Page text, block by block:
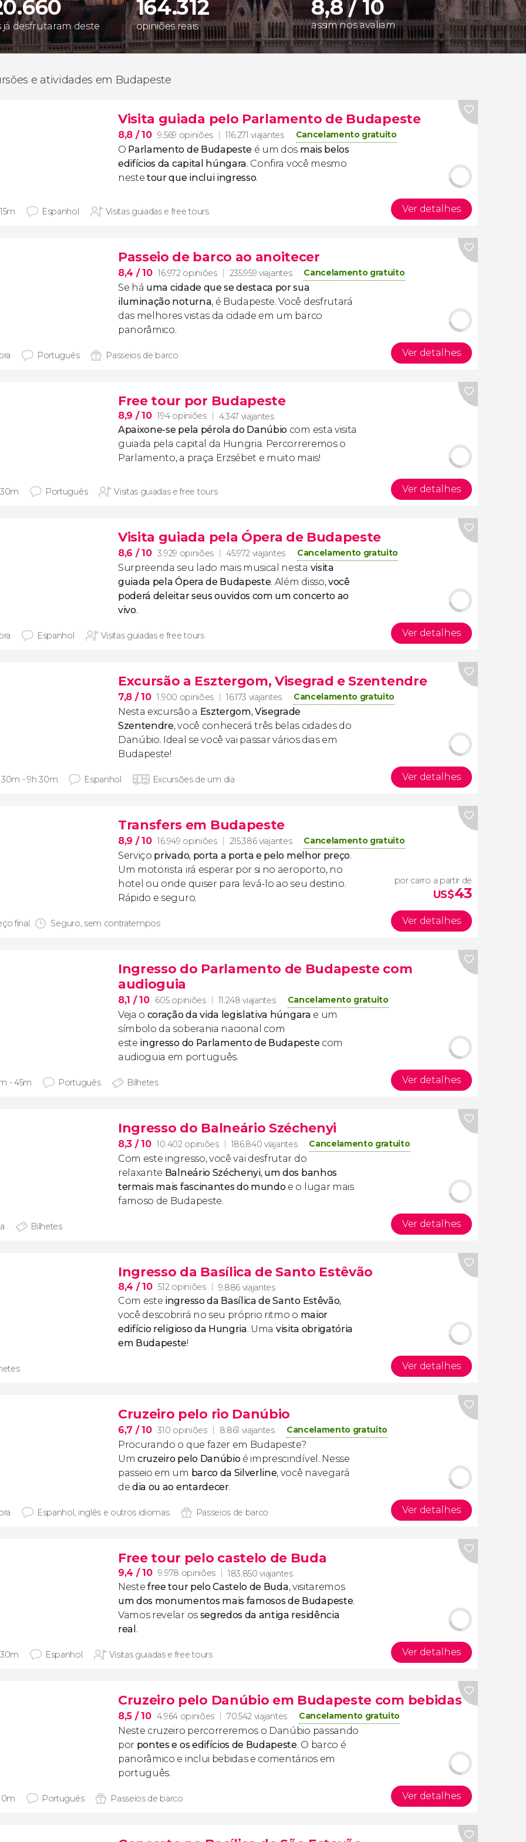
já desfrutaram deste
164.312
opiniões reais
8,8 / 10
assim nos avaliam
e atividades em Budapeste
Visita guiada pelo Parlamento de Budapeste
8,8 / 10 9.569 opiniões 116.271 viajantes Cancelamento gratuito
O Parlamento de Budapeste é um dos mais belos
edifícios da capital húngara. Confira você mesmo
nestetour que inclui ingresso.
Espanhol Visitas guiadas e free tours Ver detalhes
Passeio de barco ao anoitecer
8,4 / 10 16.972 opiniões 235.959 viajantes Cancelamento gratuito
Se há uma cidade que se destaca por sua
iluminação noturna, é Budapeste. Você desfrutará
das melhores vistas da cidade em um barco
panorâmico.
Português Passeios de barco Ver detalhes
Free tour por Budapeste
8,9 / 10 194 opiniões 4.347 viajantes
Apaixone-se pela pérola do Danúbio com esta visita
guiada pela capital da Hungria. Percorreremos o
Parlamento, a praça Erzsébet e muito mais!
Português Visitas guiadas e free tours Ver detalhes
Visita guiada pela Ópera de Budapeste
8,6 / 10 3.929 opiniões 45.972 viajantes Cancelamento gratuito
Surpreenda seu lado mais musical nesta visita
guiada pela Ópera de Budapeste. Além disso,você
poderá deleitar seus ouvidos com um concerto ao
vivo.
Espanhol Visitas guiadas e free tours Ver detalhes
Excursão a Esztergom, Visegrad e Szentendre
7,8 / 10 1.900 opiniões 16.173 viajantes Cancelamento gratuito
Nesta excursão a Esztergom, Visegrade
Szentendre, você conhecerá três belas cidades do
Danúbio. Ideal se você vai passar vários dias em
Budapeste!
- 9h 30m Espanhol Excursões de um dia Ver detalhes
Transfers em Budapeste
8,9 / 10 16.949 opiniões 215.386 viajantes Cancelamento gratuito
Serviço privado, porta a porta e pelo melhor preço.
Um motorista irá esperar por si no aeroporto, no
hotel ou onde quiser para levá-lo ao seu destino.
Rápido e seguro.
final Seguro, sem contratempos
por carro a partir de
US$43
Ver detalhes
Ingresso do Parlamento de Budapeste com
audioguia
8,1 / 10 605 opiniões 11.248 viajantes Cancelamento gratuito
Veja o coração da vida legislativa húngara e um
símbolo da soberania nacional com
este ingresso do Parlamento de Budapeste com
audioguia em português.
- 45m Português Bilhetes Ver detalhes
Ingresso do Balneário Széchenyi
8,3 / 10 10.402 opiniões 186.840 viajantes Cancelamento gratuito
Com este ingresso, você vai desfrutar do
relaxante Balneário Széchenyi, um dos banhos
termais mais fascinantes do mundo e o lugar mais
famoso de Budapeste.
Bilhetes Ver detalhes
Ingresso da Basílica de Santo Estêvão
8,4 / 10 512 opiniões 9.886 viajantes
Com este ingresso da Basílica de Santo Estêvão,
você descobrirá no seu próprio ritmo o maior
edifício religioso da Hungria. Uma visita obrigatória
em Budapeste!
Ver detalhes
Cruzeiro pelo rio Danúbio
6,7 / 10 310 opiniões 8.861 viajantes Cancelamento gratuito
Procurando o que fazer em Budapeste?
Umcruzeiro pelo Danúbioé imprescindível. Nesse
passeio em um barco da Silverline, você navegará
de dia ou ao entardecer.
Espanhol, inglês e outros idiomas Passeios de barco Ver detalhes
Free tour pelo castelo de Buda
9,4 / 10 9.978 opiniões 183.850 viajantes
Neste free tour pelo Castelo de Buda, visitaremos
um dos monumentos mais famosos de Budapeste.
Vamos revelar os segredos da antiga residência
real .
Espanhol Visitas guiadas e free tours Ver detalhes
Cruzeiro pelo Danúbio em Budapeste com bebidas
8,5 / 10 4.964 opiniões 70.542 viajantes Cancelamento gratuito
Neste cruzeiro percorreremos o Danúbio passando
por pontes e os edifícios de Budapeste. O barco é
panorâmico e inclui bebidas e comentários em
português.
Português Passeios de barco Ver detalhes